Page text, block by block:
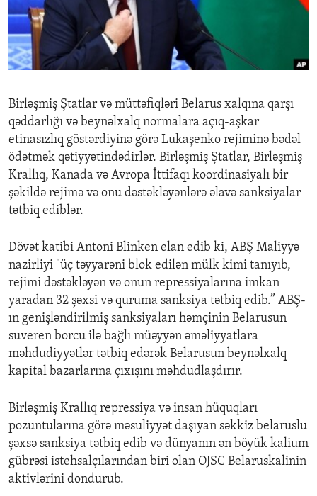
ENVIRONMENT AND HEALTH
IDEALS AND INSTITUTIONS
Birləşmiş Ştatlar və müttəfiqləri Belarus xalqına qarşı
qəddarlığı və beynəlxalq normalara açıq-aşkar
etinasızlıq göstərdiyinə görə Lukaşenko rejiminə bədəl
ödətmək qətiyyətindədirlər. Birləşmiş Ştatlar, Birləşmiş
Krallıq, Kanada və Avropa İttifaqı koordinasiyalı bir
şəkildə rejimə və onu dəstəkləyənlərə əlavə sanksiyalar
tətbiq ediblər.
Dövət katibi Antoni Blinken elan edib ki, ABŞ Maliyyə
nazirliyi "üç təyyarəni blok edilən mülk kimi tanıyıb,
rejimi dəstəkləyən və onun repressiyalarına imkan
yaradan 32 şəxsi və quruma sanksiya tətbiq edib.” ABŞ-
ın genişləndirilmiş sanksiyaları həmçinin Belarusun
suveren borcu ilə bağlı müəyyən əməliyyatlara
məhdudiyyətlər tətbiq edərək Belarusun beynəlxalq
kapital bazarlarına çıxışını məhdudlaşdırır.
Birləşmiş Krallıq repressiya və insan hüquqları
pozuntularına görə məsuliyyət daşıyan səkkiz belaruslu
şəxsə sanksiya tətbiq edib və dünyanın ən böyük kalium
gübrəsi istehsalçılarından biri olan OJSC Belaruskalinin
aktivlərini dondurub.